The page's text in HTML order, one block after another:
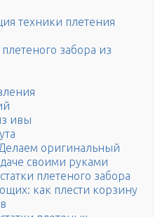
техники плетения
забора из
ивы
оригинальный
своими руками
плетеного забора
как плести корзину